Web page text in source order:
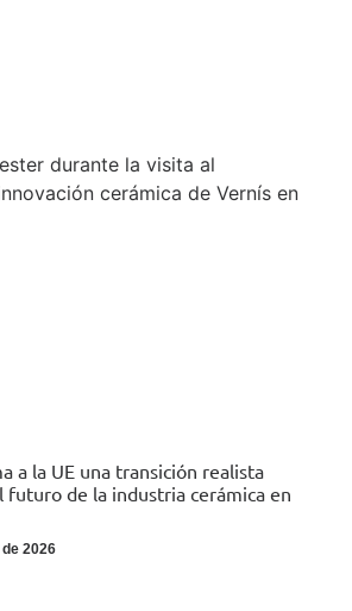
a la UE una transición realista
futuro de la industria cerámica en
2026